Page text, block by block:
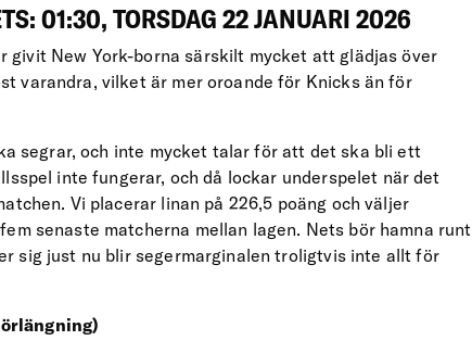
01:30, TORSDAG 22 JANUARI 2026
givit New York-borna särskilt mycket att glädjas över
varandra, vilket är mer oroande för Knicks än för
segrar, och inte mycket talar för att det ska bli ett
inte fungerar, och då lockar underspelet när det
Vi placerar linan på 226,5 poäng och väljer
senaste matcherna mellan lagen. Nets bör hamna runt
sig just nu blir segermarginalen troligtvis inte allt för